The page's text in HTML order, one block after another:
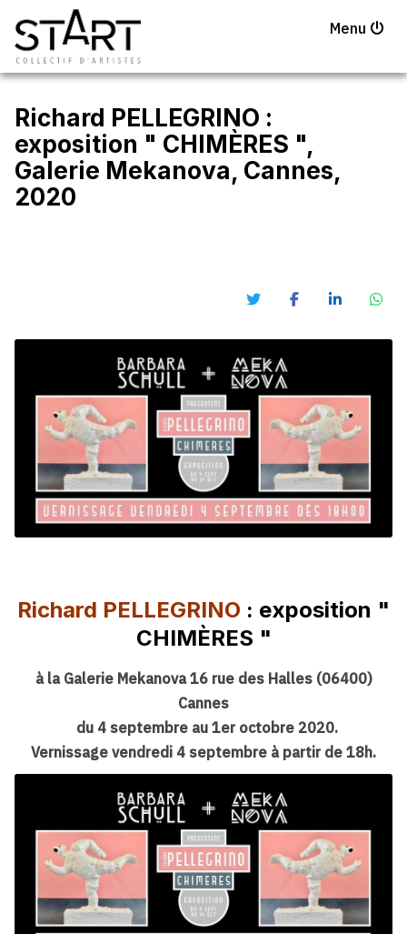
Menu
Richard PELLEGRINO :
exposition " CHIMÈRES ",
Galerie Mekanova, Cannes,
2020
Richard PELLEGRINO : exposition "
CHIMÈRES "
à la Galerie Mekanova 16 rue des Halles (06400)
Cannes
du 4 septembre au 1er octobre 2020.
Vernissage vendredi 4 septembre à partir de 18h.